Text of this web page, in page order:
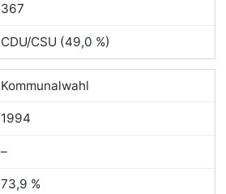
367
CDU/CSU (49,0 %)
Kommunalwahl
1994
–
73,9 %